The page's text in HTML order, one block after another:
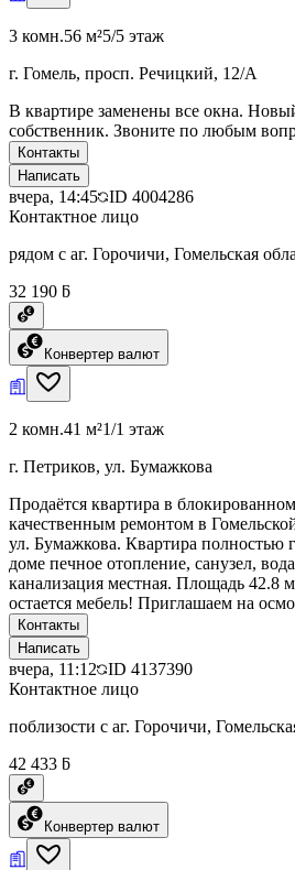
3 комн.56 м²5/5 этаж
г. Гомель, просп. Речицкий, 12/А
В квартире заменены все окна.
собственник. Звоните по любым
Контакты
Написать
вчера, 14:45 ID 4004286
Контактное лицо
рядом с аг. Горочичи, Гомельская
32 190 ƃ
Конвертер валют
2 комн.41 м²1/1 этаж
г. Петриков, ул. Бумажкова
Продаётся квартира в
качественным ремонтом в
ул. Бумажкова. Квартира полностью
доме печное отопление, санузел,
канализация местная. Площадь 42.8
остается мебель! Приглашаем на
Контакты
Написать
вчера, 11:12 ID 4137390
Контактное лицо
поблизости с аг. Горочичи,
42 433 ƃ
Конвертер валют